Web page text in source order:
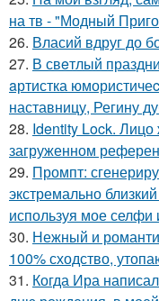
на тв - "Модный
26. Власий вдруг до
27. В свeтлый
aртистка
наставницу, Регину
28. Identity Lock.
загруженном
29. Промпт:
экстремально
используя мое селфи
30. Нежный и
100% сходство,
31. Когда Ира